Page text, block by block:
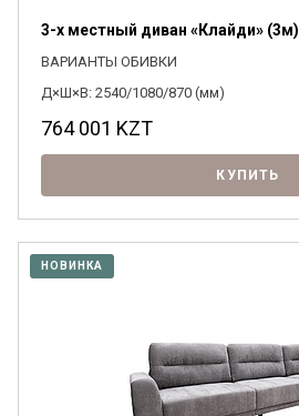
3-х местный диван «Клайди» (3м)
ВАРИАНТЫ ОБИВКИ
Д×Ш×В: 2540/1080/870 (мм)
764 001 KZT
КУПИТЬ
НОВИНКА